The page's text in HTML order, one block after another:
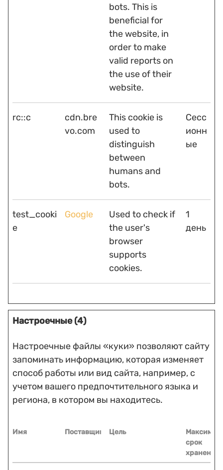
bots. This is
beneficial for
the website, in
order to make
valid reports on
the use of their
website.
rc::c
cdn.bre
vo.com
This cookie is
used to
distinguish
between
humans and
bots.
Сесс
ионн
ые
test_cooki
e
Google
Used to check if
the user's
browser
supports
cookies.
1
день
Настроечные (4)
Настроечные файлы «куки» позволяют сайту
запоминать информацию, которая изменяет
способ работы или вид сайта, например, с
учетом вашего предпочтительного языка и
региона, в котором вы находитесь.
Имя Поставщик Цель
срок
хранения